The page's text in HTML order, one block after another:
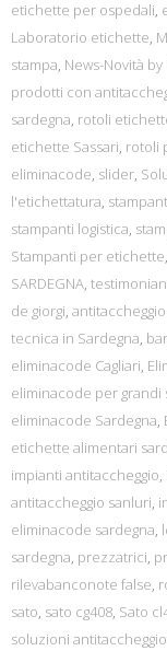
etichette per ospedali,
Laboratorio etichette,
stampa, News-Novità by
prodotti con
sardegna, rotoli
etichette Sassari, rotoli
eliminacode, slider,
l'etichettatura,
stampanti logistica,
Stampanti per etichette,
SARDEGNA,
de giorgi,
tecnica in Sardegna,
eliminacode Cagliari,
eliminacode per grandi
eliminacode Sardegna,
etichette alimentari
impianti antitaccheggio,
antitaccheggio sanluri,
eliminacode sardegna,
sardegna, prezzatrici,
rilevabanconote false,
sato, sato cg408, Sato
soluzioni